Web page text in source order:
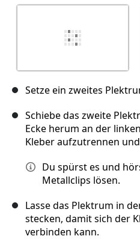
Setze ein zweites
Schiebe das zweite
Ecke herum an der
Kleber aufzutrennen
Du spürst es und
Metallclips lösen.
Lasse das Plektrum in
stecken, damit sich der
verbinden kann.